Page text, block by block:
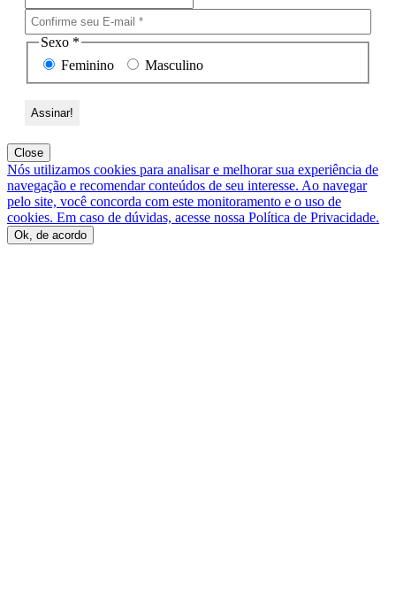
Sexo *
Feminino
Masculino
Close
Nós utilizamos cookies para analisar e melhorar sua experiência de
navegação e recomendar conteúdos de seu interesse. Ao navegar
pelo site, você concorda com este monitoramento e o uso de
cookies. Em caso de dúvidas, acesse nossa Política de Privacidade.
Ok, de acordo